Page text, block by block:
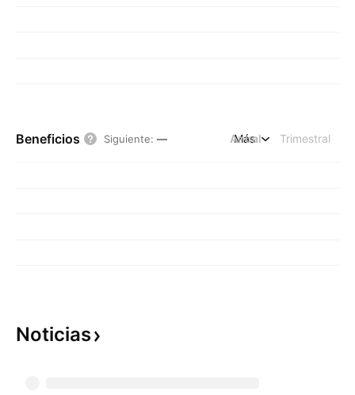
Beneficios Siguiente: — Anual Trimestral
Más
Noticias